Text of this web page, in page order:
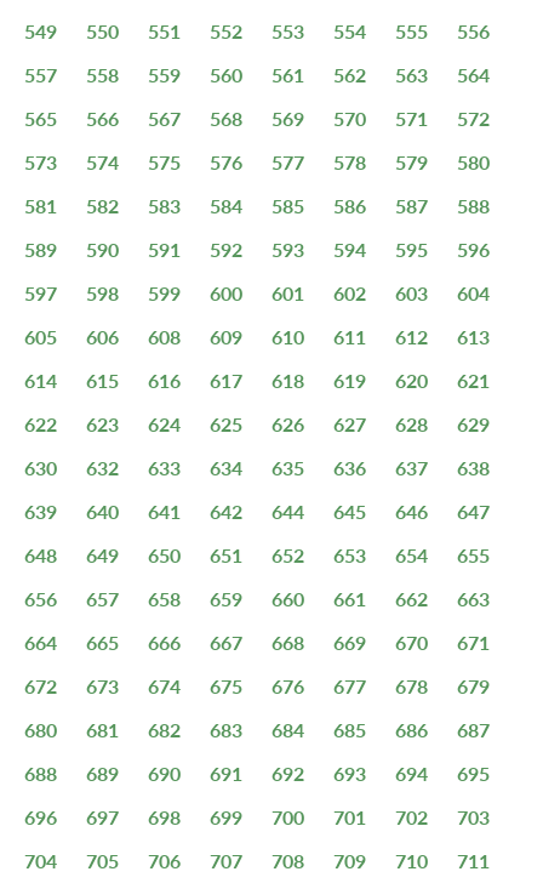
549
550 551 552 553 554 555
556
557
558 559 560 561 562 563
564
565
566 567 568 569 570 571
572
573
574 575 576 577 578 579
580
581
582 583 584 585 586 587
588
589
590 591 592 593 594 595
596
597
598 599 600 601 602 603
604
605
606 608 609 610 611 612
613
614
615 616 617 618 619 620
621
622
623 624 625 626 627 628
629
630
632 633 634 635 636 637
638
639
640 641 642 644 645 646
647
648
649 650 651 652 653 654
655
656
657 658 659 660 661 662
663
664
665 666 667 668 669 670
671
672
673 674 675 676 677 678
679
680
681 682 683 684 685 686
687
688
689 690 691 692 693 694
695
696
697 698 699 700 701 702
703
704
705 706 707 708 709 710
711